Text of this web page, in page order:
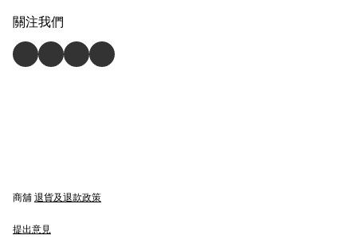
關注我們
商舖 退貨及退款政策
提出意見